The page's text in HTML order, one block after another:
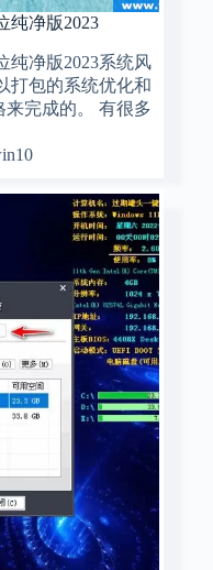
纯净版2023
纯净版2023系统风
打包的系统优化和
完成的。 有很多